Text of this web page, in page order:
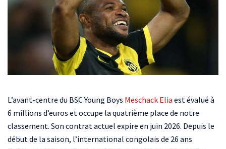
L’avant-centre du BSC Young Boys Meschack Elia est évalué à
6 millions d’euros et occupe la quatrième place de notre
classement. Son contrat actuel expire en juin 2026. Depuis le
début de la saison, l’international congolais de 26 ans